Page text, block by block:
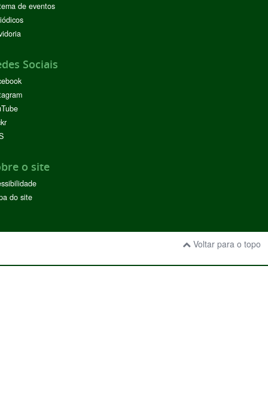
de eventos
Sociais
o site
do site
Voltar para o topo